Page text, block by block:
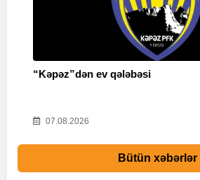
“Kəpəz”dən ev qələbəsi
07.08.2026
Bütün xəbərlər